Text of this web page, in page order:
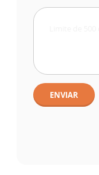
ENVIAR